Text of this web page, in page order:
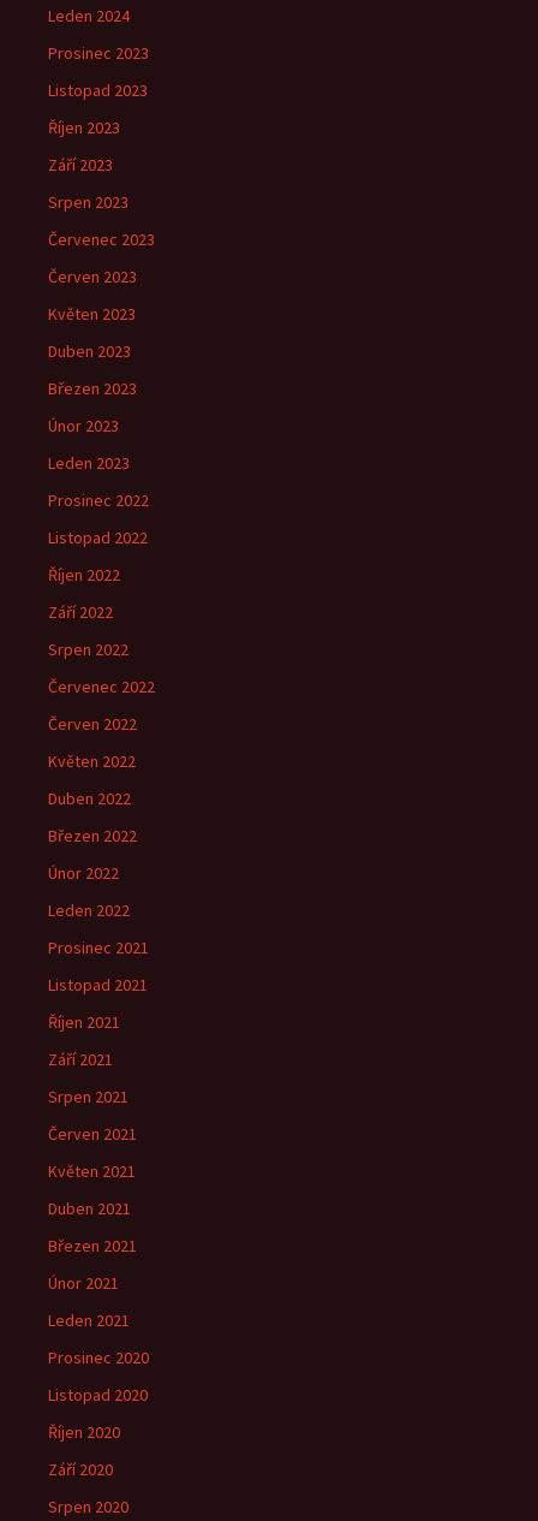
Leden 2024
Prosinec 2023
Listopad 2023
Říjen 2023
Září 2023
Srpen 2023
Červenec 2023
Červen 2023
Květen 2023
Duben 2023
Březen 2023
Únor 2023
Leden 2023
Prosinec 2022
Listopad 2022
Říjen 2022
Září 2022
Srpen 2022
Červenec 2022
Červen 2022
Květen 2022
Duben 2022
Březen 2022
Únor 2022
Leden 2022
Prosinec 2021
Listopad 2021
Říjen 2021
Září 2021
Srpen 2021
Červen 2021
Květen 2021
Duben 2021
Březen 2021
Únor 2021
Leden 2021
Prosinec 2020
Listopad 2020
Říjen 2020
Září 2020
Srpen 2020